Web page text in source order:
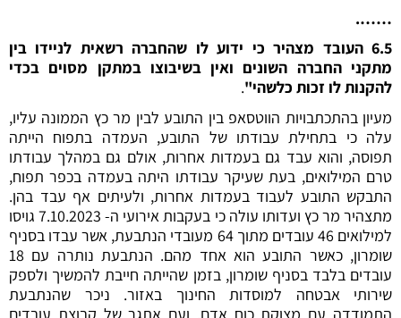
…….
6.5 העובד מצהיר כי ידוע לו שהחברה רשאית לניידו בין
מתקני החברה השונים ואין בשיבוצו במתקן מסוים בכדי
להקנות לו זכות כלשהי".
מעיון בהתכתבויות הווטסאפ בין התובע לבין מר כץ הממונה עליו,
עלה כי בתחילת עבודתו של התובע, העמדה בתפוח הייתה
תפוסה, והוא עבד גם בעמדות אחרות, אולם גם במהלך עבודתו
טרם המילואים, בעת שעיקר עבודתו היתה בעמדה בכפר תפוח,
התבקש התובע לעבוד בעמדות אחרות, ולעיתים אף עבד בהן.
מתצהיר מר כץ ועדותו עולה כי בעקבות אירועי ה- 7.10.2023 גויסו
למילואים 46 עובדים מתוך 64 מעובדי הנתבעת, אשר עבדו בסניף
שומרון, כאשר התובע הוא אחד מהם. הנתבעת נותרה עם 18
עובדים בלבד בסניף שומרון, בזמן שהייתה חייבת להמשיך ולספק
שירותי אבטחה למוסדות החינוך באזור. ניכר שהנתבעת